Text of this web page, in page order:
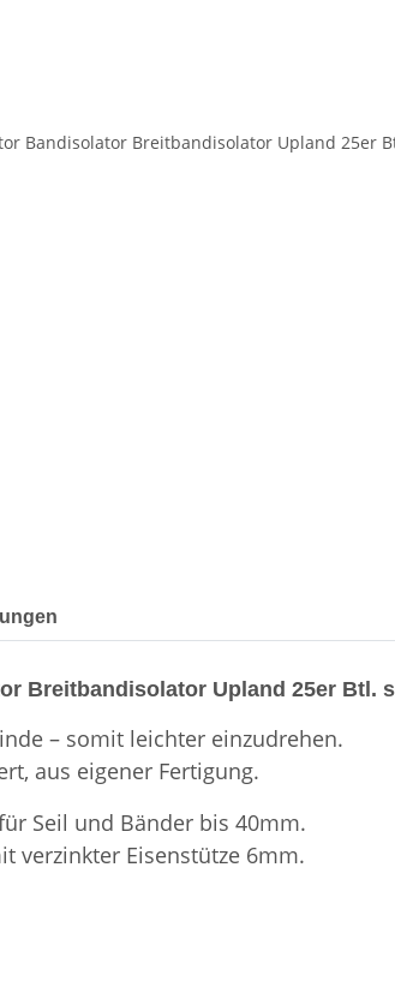
Breitbandisolator Upland 25er Btl.
– somit leichter einzudrehen.
aus eigener Fertigung.
Seil und Bänder bis 40mm.
verzinkter Eisenstütze 6mm.